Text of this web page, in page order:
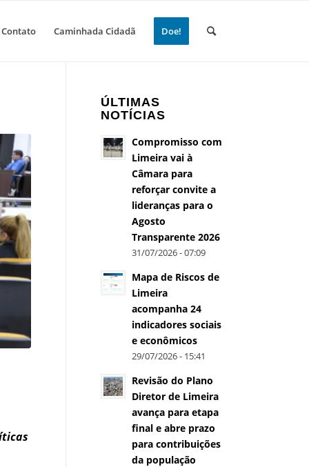
Contato Caminhada Cidadã Doe!
ÚLTIMAS
NOTÍCIAS
Compromisso com
Limeira vai à
Câmara para
reforçar convite a
lideranças para o
Agosto
Transparente 2026
31/07/2026 - 07:09
Mapa de Riscos de
Limeira
acompanha 24
indicadores sociais
e econômicos
29/07/2026 - 15:41
Revisão do Plano
Diretor de Limeira
avança para etapa
final e abre prazo
para contribuições
da população